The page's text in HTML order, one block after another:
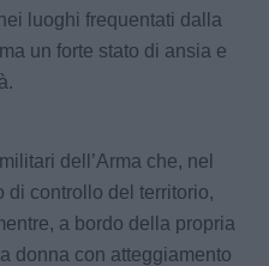
luoghi frequentati dalla
un forte stato di ansia e
dell’Arma che, nel
di controllo del territorio,
a bordo della propria
donna con atteggiamento